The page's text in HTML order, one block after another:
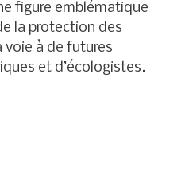
figure emblématique
la protection des
voie à de futures
et d’écologistes.